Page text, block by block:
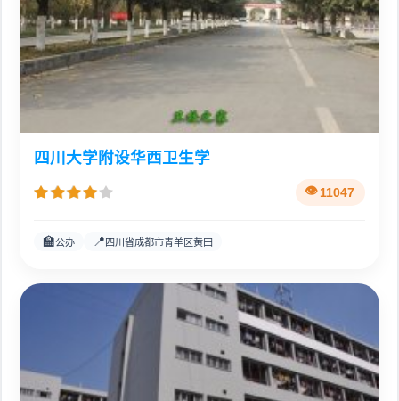
四川大学附设华西卫生学
11047
🏫公办 📍四川省成都市青羊区黄田